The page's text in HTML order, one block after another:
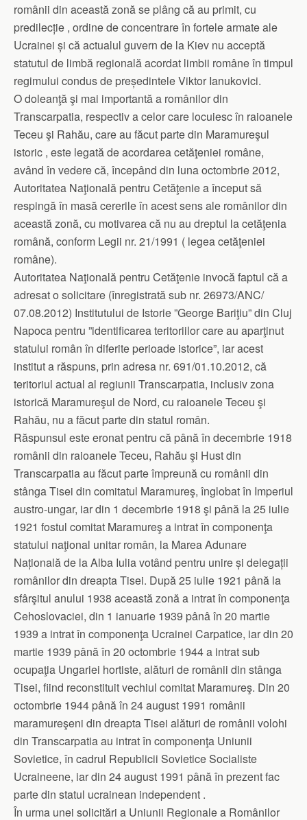
românii din această zonă se plâng că au primit, cu
predilecție , ordine de concentrare în fortele armate ale
Ucrainei și că actualul guvern de la Kiev nu acceptă
statutul de limbă regională acordat limbii române în timpul
regimului condus de președintele Viktor Ianukovici.
O doleanţă şi mai importantă a românilor din
Transcarpatia, respectiv a celor care locuiesc în raioanele
Teceu şi Rahău, care au făcut parte din Maramureşul
istoric , este legată de acordarea cetăţeniei române,
având în vedere că, începând din luna octombrie 2012,
Autoritatea Naţională pentru Cetăţenie a început să
respingă în masă cererile în acest sens ale românilor din
această zonă, cu motivarea că nu au dreptul la cetăţenia
română, conform Legii nr. 21/1991 ( legea cetăţeniei
române).
Autoritatea Naţională pentru Cetăţenie invocă faptul că a
adresat o solicitare (înregistrată sub nr. 26973/ANC/
07.08.2012) Institutului de Istorie ”George Bariţiu” din Cluj
Napoca pentru ”identificarea teritoriilor care au aparţinut
statului român în diferite perioade istorice”, iar acest
institut a răspuns, prin adresa nr. 691/01.10.2012, că
teritoriul actual al regiunii Transcarpatia, inclusiv zona
istorică Maramureşul de Nord, cu raioanele Teceu şi
Rahău, nu a făcut parte din statul român.
Răspunsul este eronat pentru că până în decembrie 1918
românii din raioanele Teceu, Rahău şi Hust din
Transcarpatia au făcut parte împreună cu românii din
stânga Tisei din comitatul Maramureş, înglobat în Imperiul
austro-ungar, iar din 1 decembrie 1918 şi până la 25 iulie
1921 fostul comitat Maramureş a intrat în componenţa
statului naţional unitar român, la Marea Adunare
Națională de la Alba Iulia votând pentru unire și delegații
românilor din dreapta Tisei. După 25 iulie 1921 până la
sfârşitul anului 1938 această zonă a intrat în componenţa
Cehoslovaciei, din 1 ianuarie 1939 pânâ în 20 martie
1939 a intrat în componenţa Ucrainei Carpatice, iar din 20
martie 1939 până în 20 octombrie 1944 a intrat sub
ocupaţia Ungariei hortiste, alături de românii din stânga
Tisei, fiind reconstituit vechiul comitat Maramureş. Din 20
octombrie 1944 până în 24 august 1991 românii
maramureşeni din dreapta Tisei alături de românii volohi
din Transcarpatia au intrat în componenţa Uniunii
Sovietice, în cadrul Republicii Sovietice Socialiste
Ucraineene, iar din 24 august 1991 până în prezent fac
parte din statul ucrainean independent .
În urma unei solicitări a Uniunii Regionale a Românilor